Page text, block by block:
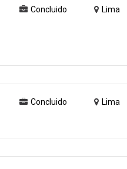
Concluido Lima
Concluido Lima